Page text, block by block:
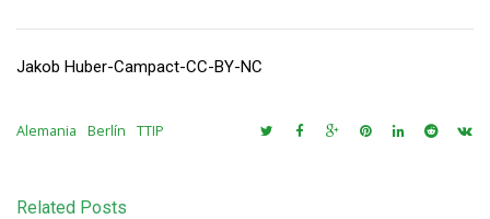
Jakob Huber-Campact-CC-BY-NC
Alemania Berlín TTIP
Related Posts